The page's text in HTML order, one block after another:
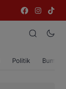
Politik Bumi